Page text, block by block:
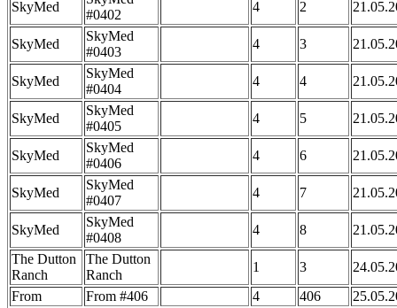
SkyMed
#0402
4 2
SkyMed
SkyMed
#0403
4 3
SkyMed
SkyMed
#0404
4 4
SkyMed
SkyMed
#0405
4 5
SkyMed
SkyMed
#0406
4 6
SkyMed
SkyMed
#0407
4 7
SkyMed
SkyMed
#0408
4 8
The Dutton
Ranch
The Dutton
Ranch
1 3
From
From #406 4 406